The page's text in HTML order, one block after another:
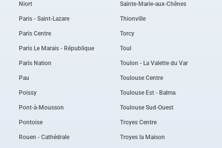
Niort
Paris - Saint-Lazare
Paris Centre
Paris Le Marais - République
Paris Nation
Pau
Poissy
Pont-à-Mousson
Pontoise
Rouen - Cathédrale
Sainte-Marie-aux-Chênes
Thionville
Torcy
Toul
Toulon - La Valette du Var
Toulouse Centre
Toulouse Est - Balma
Toulouse Sud-Ouest
Troyes Centre
Troyes la Maison